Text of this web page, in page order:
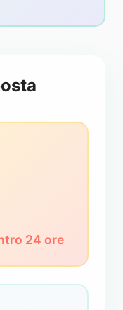
24 ore